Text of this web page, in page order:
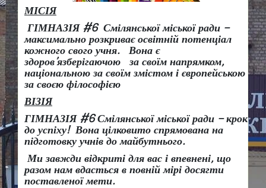
МІСІЯ
ГІМНАЗІЯ #6 Смілянської міської ради –
максимально розкриває освітній потенціал
кожного свого учня.
Вона є
здоров’язберігаючою за своїм напрямком,
національною за своїм змістом і європейською
за своєю філософією
ВІЗІЯ
ГІМНАЗІЯ #6 Смілянської міської ради – крок
до успіху! Вона цілковито спрямована на
підготовку учнів до майбутнього.
Ми завжди відкриті для вас і впевнені, що
разом нам вдасться в повній мірі досягти
поставленої мети.